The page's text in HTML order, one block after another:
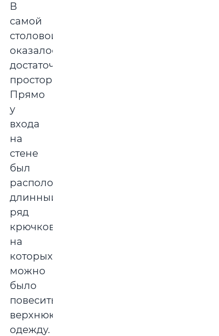
В
самой
столовой
оказалось
достаточно
просторно.
Прямо
у
входа
на
стене
был
расположен
длинный
ряд
крючков,
на
которых
можно
было
повесить
верхнюю
одежду.